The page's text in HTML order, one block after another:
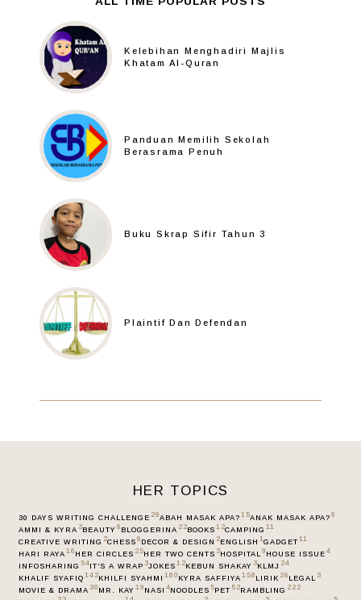
Kelebihan Menghadiri Majlis
Khatam Al-Quran
Panduan Memilih Sekolah
Berasrama Penuh
Buku Skrap Sifir Tahun 3
Plaintif Dan Defendan
HER TOPICS
30 DAYS WRITING CHALLENGE 29ABAH MASAK APA? 15ANAK MASAK APA? 9
AMMI & KYRA 3BEAUTY 6 BLOGGERINA 22BOOKS 12CAMPING 11
CREATIVE WRITING 2CHESS 6 DECOR & DESIGN 2ENGLISH 1GADGET 11
HARI RAYA 16 HER CIRCLES 25HER TWO CENTS 3HOSPITAL 9 HOUSE ISSUE 4
INFOSHARING 54IT’S A WRAP 3JOKES 12KEBUN SHAKAY 3KLMJ 24
KHALIF SYAFIQ 142KHILFI SYAHMI 180 KYRA SAFFIYA 158 LIRIK 26 LEGAL 3
MOVIE & DRAMA 30 MR. KAY 19 NASI 4NOODLES 5PET 52RAMBLING 222